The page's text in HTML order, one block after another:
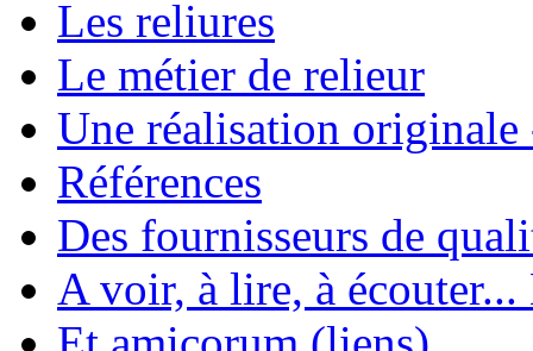
Les reliures
Le métier de relieur
Une réalisation
Références
Des fournisseurs de
A voir, à lire, à écouter...